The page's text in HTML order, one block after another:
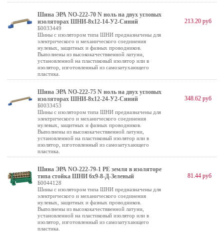
Шина ЭРА NO-222-70 N ноль на двух угловых
изоляторах ШНИ-8х12-14-У2-Синий
Б0033449
Шины с изолятором типа ШНИ предназначены для
электрического и механического соединения
нулевых, защитных и фазных проводников.
Выполнены из высококачестввенной латуни,
установленной на пластиковый изолятор или в
изолятор, изготовленный из самозатухающего
пластика.
213.20 руб
Шина ЭРА NO-222-75 N ноль на двух угловых
изоляторах ШНИ-8х12-24-У2-Синий
Б0033453
Шины с изолятором типа ШНИ предназначены для
электрического и механического соединения
нулевых, защитных и фазных проводников.
Выполнены из высококачестввенной латуни,
установленной на пластиковый изолятор или в
изолятор, изготовленный из самозатухающего
пластика.
348.62 руб
Шина ЭРА NO-222-79-1 PE земля в изоляторе
типа стойка ШНИ 6х9-8-Д-Зеленый
Б0044128
Шины с изолятором типа ШНИ предназначены для
электрического и механического соединения
нулевых, защитных и фазных проводников.
Выполнены из высококачестввенной латуни,
установленной на пластиковый изолятор или в
изолятор, изготовленный из самозатухающего
пластика.
81.44 руб